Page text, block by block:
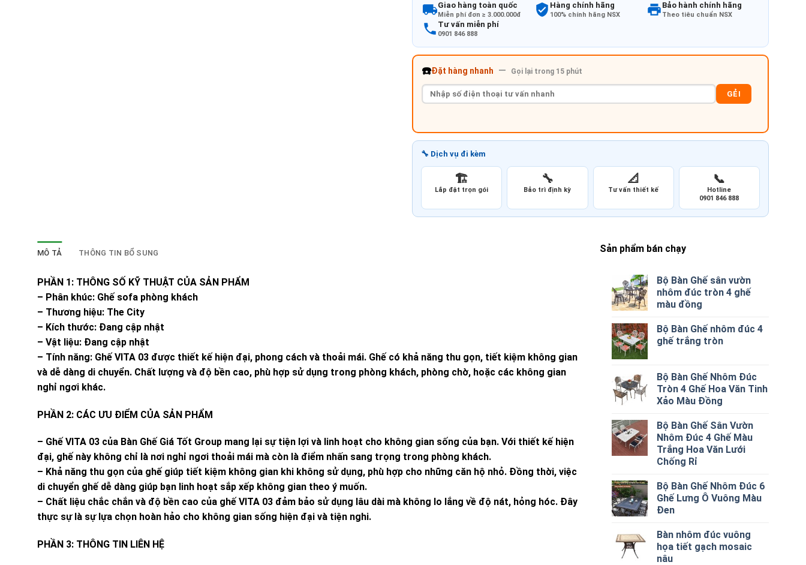
Giao hàng toàn quốc
Miễn phí đơn ≥ 3.000.000đ
Hàng chính hãng
100% chính hãng NSX
Bảo hành chính hãng
Theo tiêu chuẩn NSX
Tư vấn miễn phí
0901 846 888
☎️Đặt hàng nhanh — Gọi lại trong 15 phút
GẺI
🔧 Dịch vụ đi kèm
🏗️
Lắp đặt trọn gói
🔧
Bảo trì định kỳ
📐
Tư vấn thiết kế
📞
Hotline
0901 846 888
MÔ TẢ THÔNG TIN BỔ SUNG
PHẦN 1: THÔNG SỐ KỸ THUẬT CỦA SẢN PHẨM
– Phân khúc: Ghế sofa phòng khách
– Thương hiệu: The City
– Kích thước: Đang cập nhật
– Vật liệu: Đang cập nhật
– Tính năng: Ghế VITA 03 được thiết kế hiện đại, phong cách và thoải mái. Ghế có khả năng thu gọn, tiết kiệm không gian
và dễ dàng di chuyển. Chất lượng và độ bền cao, phù hợp sử dụng trong phòng khách, phòng chờ, hoặc các không gian
nghỉ ngơi khác.
PHẦN 2: CÁC ƯU ĐIỂM CỦA SẢN PHẨM
– Ghế VITA 03 của Bàn Ghế Giá Tốt Group mang lại sự tiện lợi và linh hoạt cho không gian sống của bạn. Với thiết kế hiện
đại, ghế này không chỉ là nơi nghỉ ngơi thoải mái mà còn là điểm nhấn sang trọng trong phòng khách.
– Khả năng thu gọn của ghế giúp tiết kiệm không gian khi không sử dụng, phù hợp cho những căn hộ nhỏ. Đồng thời, việc
di chuyển ghế dễ dàng giúp bạn linh hoạt sắp xếp không gian theo ý muốn.
– Chất liệu chắc chắn và độ bền cao của ghế VITA 03 đảm bảo sử dụng lâu dài mà không lo lắng về độ nát, hỏng hóc. Đây
thực sự là sự lựa chọn hoàn hảo cho không gian sống hiện đại và tiện nghi.
PHẦN 3: THÔNG TIN LIÊN HỆ
Sản phẩm bán chạy
Bộ Bàn Ghế sân vườn
nhôm đúc tròn 4 ghế
màu đồng
Bộ Bàn Ghế nhôm đúc 4
ghế trắng tròn
Bộ Bàn Ghế Nhôm Đúc
Tròn 4 Ghế Hoa Văn Tinh
Xảo Màu Đồng
Bộ Bàn Ghế Sân Vườn
Nhôm Đúc 4 Ghế Màu
Trắng Hoa Văn Lưới
Chống Rỉ
Bộ Bàn Ghế Nhôm Đúc 6
Ghế Lưng Ô Vuông Màu
Đen
Bàn nhôm đúc vuông
họa tiết gạch mosaic
nâu